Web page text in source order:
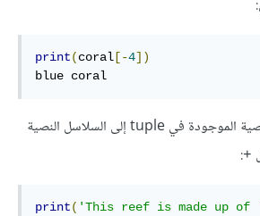
print(coral [-4])
blue coral
يمكننا إضافة العناصر النصية الموجودة في tuple إلى السلاسل النصية
+
:
print( 'This reef is made up of